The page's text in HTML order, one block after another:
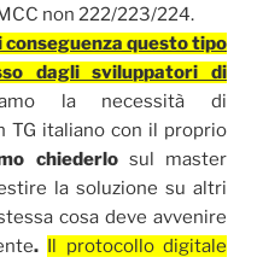
non 222/223/224.
conseguenza questo tipo
dagli sviluppatori di
la necessità di
TG italiano con il proprio
chiederlosul master
la soluzione su altri
cosa deve avvenire
. Il protocollo digitale